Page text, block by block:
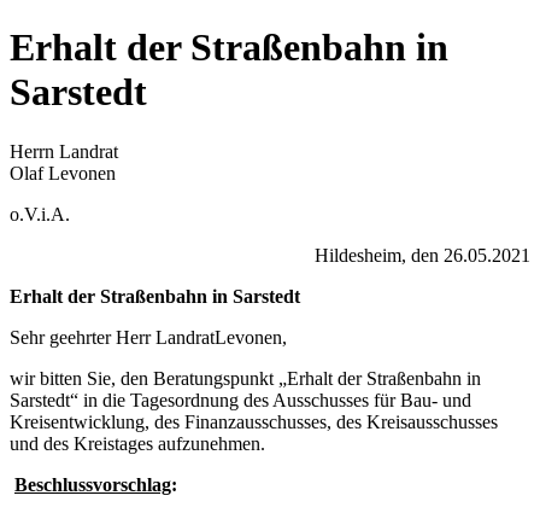
Erhalt der Straßenbahn in
Sarstedt
Herrn Landrat
Olaf Levonen
o.V.i.A.
Hildesheim, den 26.05.2021
Erhalt der Straßenbahn in Sarstedt
Sehr geehrter Herr LandratLevonen,
wir bitten Sie, den Beratungspunkt „Erhalt der Straßenbahn in
Sarstedt“ in die Tagesordnung des Ausschusses für Bau- und
Kreisentwicklung, des Finanzausschusses, des Kreisausschusses
und des Kreistages aufzunehmen.
Beschlussvorschlag: